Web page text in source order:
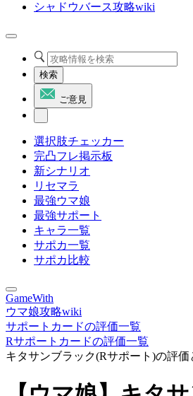
シャドウバース攻略wiki
検索
ご意見
選択肢チェッカー
完凸フレ掲示板
新シナリオ
リセマラ
最強ウマ娘
最強サポート
キャラ一覧
サポカ一覧
サポカ比較
GameWith
ウマ娘攻略wiki
サポートカードの評価一覧
Rサポートカードの評価一覧
キタサンブラック(Rサポート)の評価